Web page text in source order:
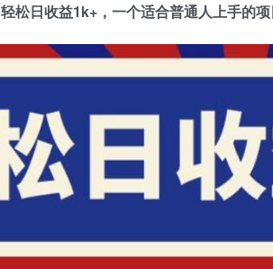
松日收益1k+，一个适合普通人上手的项